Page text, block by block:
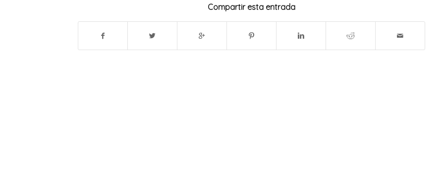
Compartir esta entrada